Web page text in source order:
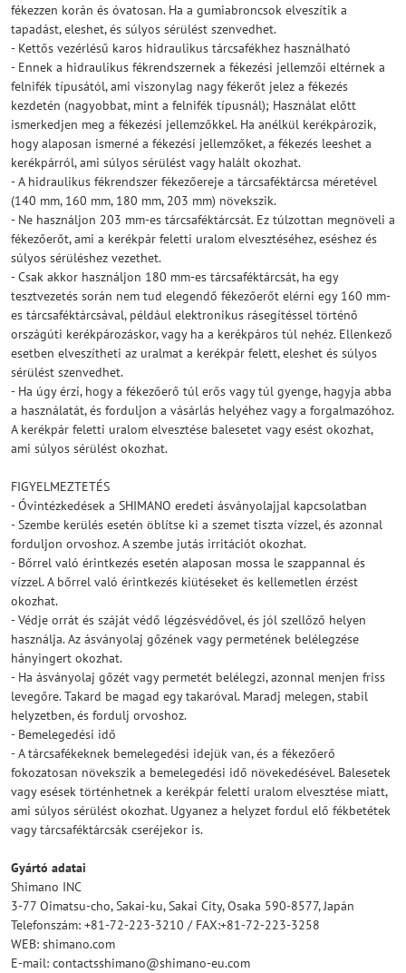
fékezzen korán és óvatosan. Ha a gumiabroncsok elveszítik a
tapadást, eleshet, és súlyos sérülést szenvedhet.
- Kettős vezérlésű karos hidraulikus tárcsafékhez használható
- Ennek a hidraulikus fékrendszernek a fékezési jellemzői eltérnek a
felnifék típusától, ami viszonylag nagy fékerőt jelez a fékezés
kezdetén (nagyobbat, mint a felnifék típusnál); Használat előtt
ismerkedjen meg a fékezési jellemzőkkel. Ha anélkül kerékpározik,
hogy alaposan ismerné a fékezési jellemzőket, a fékezés leeshet a
kerékpárról, ami súlyos sérülést vagy halált okozhat.
- A hidraulikus fékrendszer fékezőereje a tárcsaféktárcsa méretével
(140 mm, 160 mm, 180 mm, 203 mm) növekszik.
- Ne használjon 203 mm-es tárcsaféktárcsát. Ez túlzottan megnöveli a
fékezőerőt, ami a kerékpár feletti uralom elvesztéséhez, eséshez és
súlyos sérüléshez vezethet.
- Csak akkor használjon 180 mm-es tárcsaféktárcsát, ha egy
tesztvezetés során nem tud elegendő fékezőerőt elérni egy 160 mm-
es tárcsaféktárcsával, például elektronikus rásegítéssel történő
országúti kerékpározáskor, vagy ha a kerékpáros túl nehéz. Ellenkező
esetben elveszítheti az uralmat a kerékpár felett, eleshet és súlyos
sérülést szenvedhet.
- Ha úgy érzi, hogy a fékezőerő túl erős vagy túl gyenge, hagyja abba
a használatát, és forduljon a vásárlás helyéhez vagy a forgalmazóhoz.
A kerékpár feletti uralom elvesztése balesetet vagy esést okozhat,
ami súlyos sérülést okozhat.
FIGYELMEZTETÉS
- Óvintézkedések a SHIMANO eredeti ásványolajjal kapcsolatban
- Szembe kerülés esetén öblítse ki a szemet tiszta vízzel, és azonnal
forduljon orvoshoz. A szembe jutás irritációt okozhat.
- Bőrrel való érintkezés esetén alaposan mossa le szappannal és
vízzel. A bőrrel való érintkezés kiütéseket és kellemetlen érzést
okozhat.
- Védje orrát és száját védő légzésvédővel, és jól szellőző helyen
használja. Az ásványolaj gőzének vagy permetének belélegzése
hányingert okozhat.
- Ha ásványolaj gőzét vagy permetét belélegzi, azonnal menjen friss
levegőre. Takard be magad egy takaróval. Maradj melegen, stabil
helyzetben, és fordulj orvoshoz.
- Bemelegedési idő
- A tárcsafékeknek bemelegedési idejük van, és a fékezőerő
fokozatosan növekszik a bemelegedési idő növekedésével. Balesetek
vagy esések történhetnek a kerékpár feletti uralom elvesztése miatt,
ami súlyos sérülést okozhat. Ugyanez a helyzet fordul elő fékbetétek
vagy tárcsaféktárcsák cseréjekor is.
Gyártó adatai
Shimano INC
3-77 Oimatsu-cho, Sakai-ku, Sakai City, Osaka 590-8577, Japán
Telefonszám: +81-72-223-3210 / FAX:+81-72-223-3258
WEB: shimano.com
E-mail: contactsshimano@shimano-eu.com